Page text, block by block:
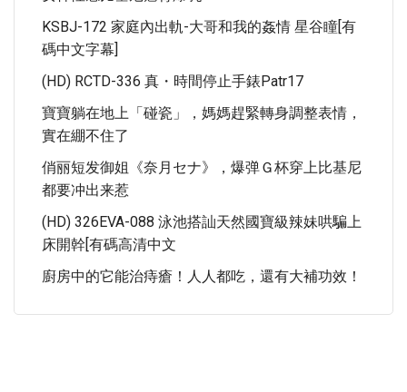
KSBJ-172 家庭內出軌-大哥和我的姦情 星谷瞳[有
碼中文字幕]
(HD) RCTD-336 真・時間停止手錶patr17
寶寶躺在地上「碰瓷」，媽媽趕緊轉身調整表情，
實在綳不住了
俏丽短发御姐《奈月セナ》，爆弹Ｇ杯穿上比基尼
都要冲出来惹
(HD) 326EVA-088 泳池搭訕天然國寶級辣妹哄騙上
床開幹[有碼高清中文
廚房中的它能治痔瘡！人人都吃，還有大補功效！